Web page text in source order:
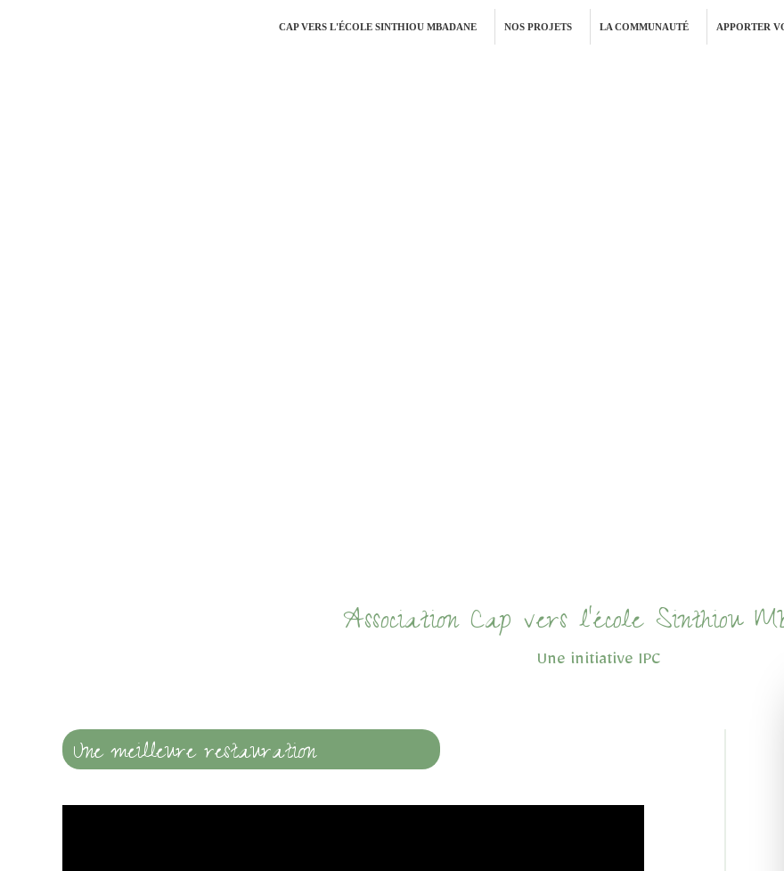
CAP VERS L'ÉCOLE SINTHIOU MBADANE NOS PROJETS LA COMMUNAUTÉ APPORTER
Association Cap vers l'école Sinthiou
Une initiative IPC
Une meilleure restauration